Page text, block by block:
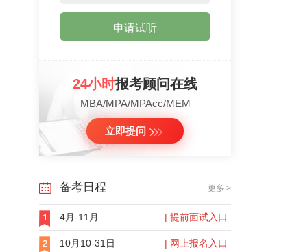
申请试听
24小时报考顾问在线
MBA/MPA/MPAcc/MEM
立即提问
备考日程 更多 >
4月-11月 | 提前面试入口
10月10-31日 | 网上报名入口